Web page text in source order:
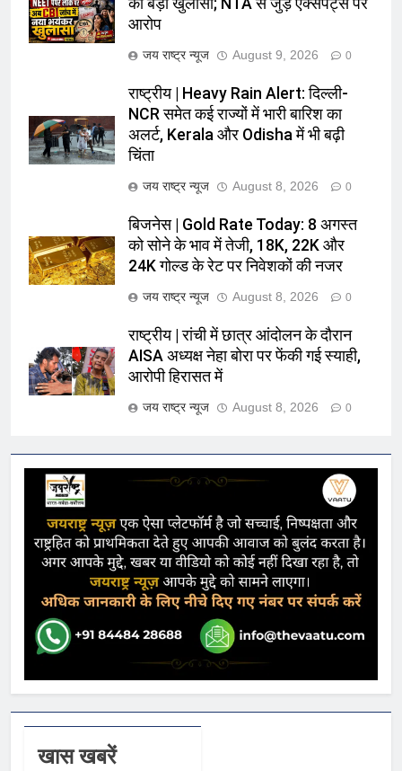
आरोप
जय राष्ट्र न्यूज August 9, 2026 0
राष्ट्रीय | Heavy Rain Alert: दिल्ली-
NCR समेत कई राज्यों में भारी बारिश का
अलर्ट, Kerala और Odisha में भी बढ़ी
चिंता
जय राष्ट्र न्यूज August 8, 2026 0
बिजनेस | Gold Rate Today: 8 अगस्त
को सोने के भाव में तेजी, 18K, 22K और
24K गोल्ड के रेट पर निवेशकों की नजर
जय राष्ट्र न्यूज August 8, 2026 0
राष्ट्रीय | रांची में छात्र आंदोलन के दौरान
AISA अध्यक्ष नेहा बोरा पर फेंकी गई स्याही,
आरोपी हिरासत में
जय राष्ट्र न्यूज August 8, 2026 0
खास खबरें